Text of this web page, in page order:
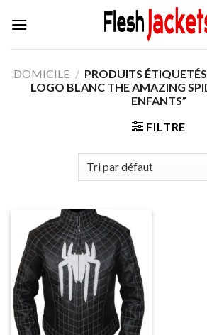
DOMICILE / PRODUITS
LOGO BLANC THE AMAZING
ENFANTS”
FILTRE